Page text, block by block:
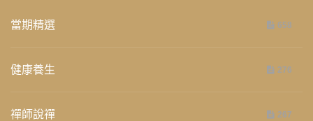
當期精選 658
健康養生 276
禪師說禪 267